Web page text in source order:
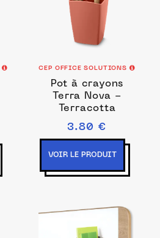
CEP OFFICE SOLUTIONS
Pot à crayons
Terra Nova -
Terracotta
3.80 €
VOIR LE PRODUIT